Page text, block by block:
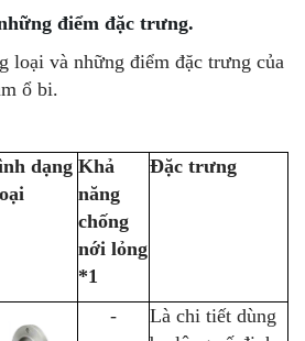
điểm đặc trưng.
loại và những điểm đặc trưng của
ổ bi.
dạng Khả
năng
chống
nới lỏng
*1
Đặc trưng
-
Là chi tiết dùng